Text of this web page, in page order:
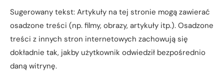
Sugerowany tekst: Artykuły na tej stronie mogą zawierać
osadzone treści (np. filmy, obrazy, artykuły itp.). Osadzone
treści z innych stron internetowych zachowują się
dokładnie tak, jakby użytkownik odwiedził bezpośrednio
daną witrynę.